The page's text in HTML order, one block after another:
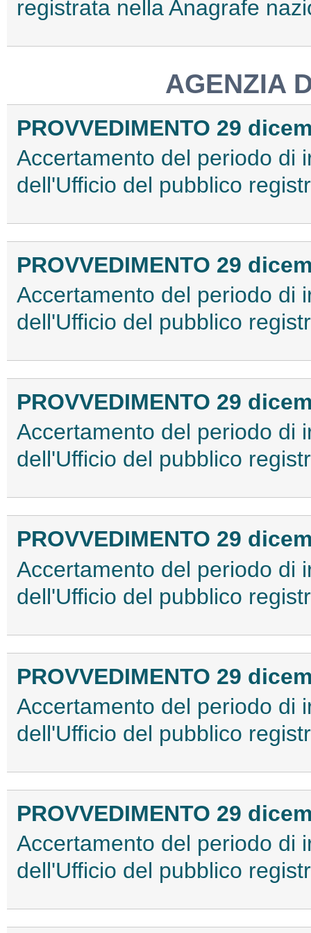
registrata nella Anagrafe
AGENZIA
PROVVEDIMENTO 29
Accertamento del periodo di
dell'Ufficio del pubblico
PROVVEDIMENTO 29
Accertamento del periodo di
dell'Ufficio del pubblico
PROVVEDIMENTO 29
Accertamento del periodo di
dell'Ufficio del pubblico
PROVVEDIMENTO 29
Accertamento del periodo di
dell'Ufficio del pubblico
PROVVEDIMENTO 29
Accertamento del periodo di
dell'Ufficio del pubblico
PROVVEDIMENTO 29
Accertamento del periodo di
dell'Ufficio del pubblico